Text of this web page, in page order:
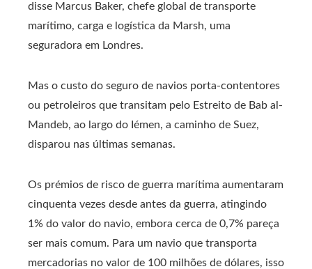
disse Marcus Baker, chefe global de transporte
marítimo, carga e logística da Marsh, uma
seguradora em Londres.
Mas o custo do seguro de navios porta-contentores
ou petroleiros que transitam pelo Estreito de Bab al-
Mandeb, ao largo do Iémen, a caminho de Suez,
disparou nas últimas semanas.
Os prémios de risco de guerra marítima aumentaram
cinquenta vezes desde antes da guerra, atingindo
1% do valor do navio, embora cerca de 0,7% pareça
ser mais comum. Para um navio que transporta
mercadorias no valor de 100 milhões de dólares, isso